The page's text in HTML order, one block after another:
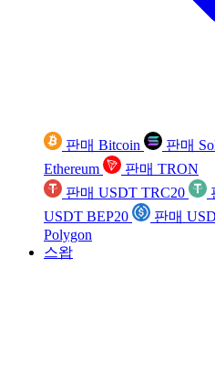
판매 Bitcoin 판매
Ethereum
판매 TRON
판매 USDT TRC20
USDT BEP20
판매
Polygon
스왑